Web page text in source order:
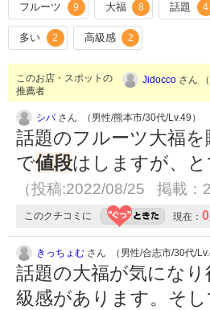
フルーツ 9 大福 8 話題 4
多い 2 高級感 2
このお店・スポットの
推薦者
Jidocco さん
シバさん （男性/熊本市/30代/Lv.49）
話題のフルーツ大福
で値段はしますが、
（投稿:2022/08/25 掲載：
このクチコミに 現在： 0
きっちょむ さん （男性/合志市/30代/
話題の大福が気にな
級感があります。そ